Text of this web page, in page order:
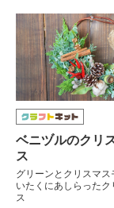
ベニヅルのクリ
ス
グリーンとクリスマス
いたくにあしらったク
ス